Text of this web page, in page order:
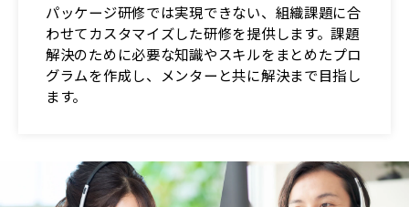
パッケージ研修では実現できない、組織課題に合
わせてカスタマイズした研修を提供します。課題
解決のために必要な知識やスキルをまとめたプロ
グラムを作成し、メンターと共に解決まで目指し
ます。